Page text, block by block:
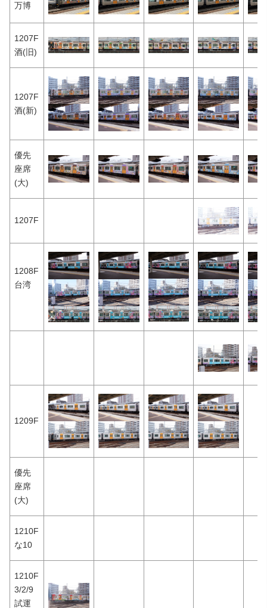
万博
1207F
酒(旧)
1207F
酒(新)
優先
座席
(大)
1207F
1208F
台湾
1209F
優先
座席
(大)
1210F
な10
1210F
3/2/9
試運